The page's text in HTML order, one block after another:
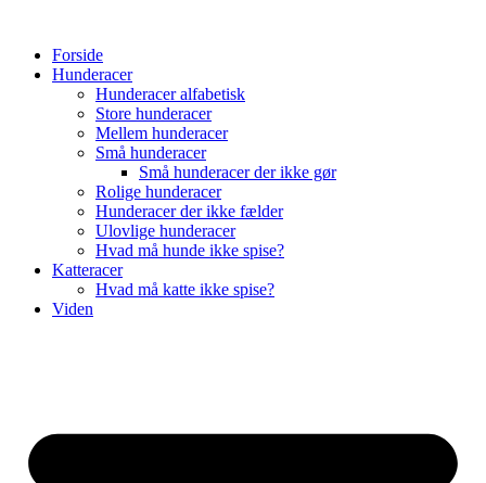
indholdForside
Hunderacer
Hunderacer alfabetisk
Store hunderacer
Mellem hunderacer
Små hunderacer
Små hunderacer der ikke gør
Rolige hunderacer
Hunderacer der ikke fælder
Ulovlige hunderacer
Hvad må hunde ikke spise?
Katteracer
Hvad må katte ikke spise?
Viden